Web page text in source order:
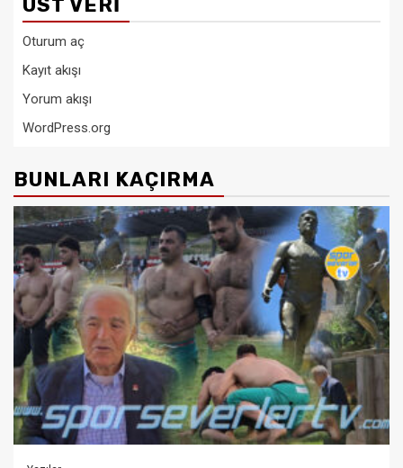
Oturum aç
Kayıt akışı
Yorum akışı
WordPress.org
BUNLARI KAÇIRMA